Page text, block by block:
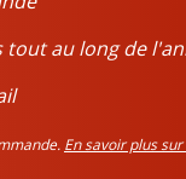
au long de
En savoir plus